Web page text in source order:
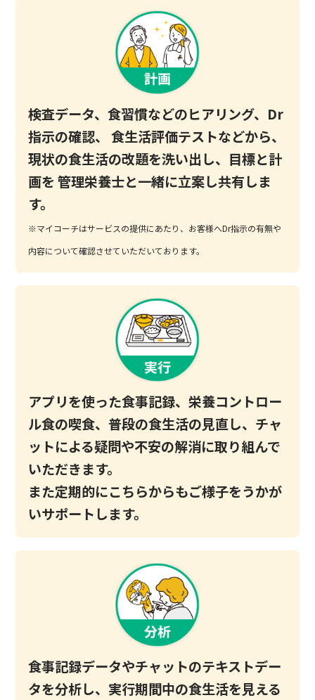
検査データ、食習慣などのヒアリング、Dr
指示の確認、 食生活評価テストなどから、
現状の食生活の改題を洗い出し、目標と計
画を 管理栄養士と一緒に立案し共有しま
す。
※マイコーチはサービスの提供にあたり、お客様へDr指示の有無や
内容について確認させていただいております。
アプリを使った食事記録、栄養コントロー
ル食の喫食、普段の食生活の見直し、チャ
ットによる疑問や不安の解消に取り組んで
いただきます。
また定期的にこちらからもご様子をうかが
いサポートします。
食事記録データやチャットのテキストデー
タを分析し、 実行期間中の食生活を見える